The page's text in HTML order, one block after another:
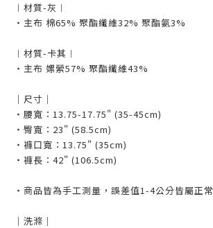
︱材質-灰︱
・主布 棉65% 聚酯纖維32% 聚酯氨3%
︱材質-卡其︱
・主布 嫘縈57% 聚酯纖維43%
｜尺寸｜
・腰寬：13.75-17.75" (35-45cm)
・臀寬：23" (58.5cm)
・褲口寬：13.75" (35cm)
・褲長：42" (106.5cm)
・商品皆為手工測量，誤差值1-4公分皆屬正常
｜洗滌｜